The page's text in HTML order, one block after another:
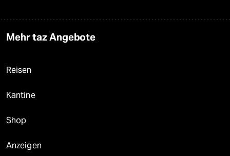
Mehr taz Angebote
Reisen
Kantine
Shop
Anzeigen